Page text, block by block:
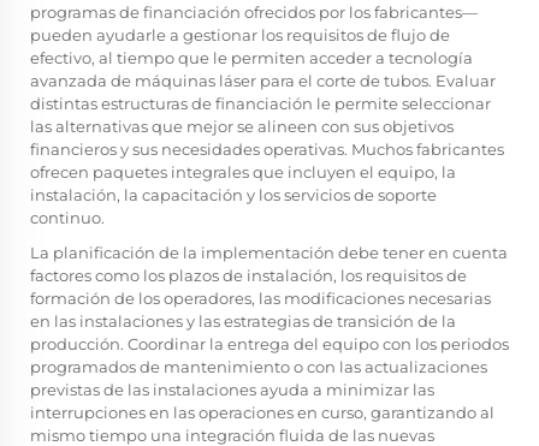
programas de financiación ofrecidos por los fabricantes—
pueden ayudarle a gestionar los requisitos de flujo de
efectivo, al tiempo que le permiten acceder a tecnología
avanzada de máquinas láser para el corte de tubos. Evaluar
distintas estructuras de financiación le permite seleccionar
las alternativas que mejor se alineen con sus objetivos
financieros y sus necesidades operativas. Muchos fabricantes
ofrecen paquetes integrales que incluyen el equipo, la
instalación, la capacitación y los servicios de soporte
continuo.
La planificación de la implementación debe tener en cuenta
factores como los plazos de instalación, los requisitos de
formación de los operadores, las modificaciones necesarias
en las instalaciones y las estrategias de transición de la
producción. Coordinar la entrega del equipo con los periodos
programados de mantenimiento o con las actualizaciones
previstas de las instalaciones ayuda a minimizar las
interrupciones en las operaciones en curso, garantizando al
mismo tiempo una integración fluida de las nuevas